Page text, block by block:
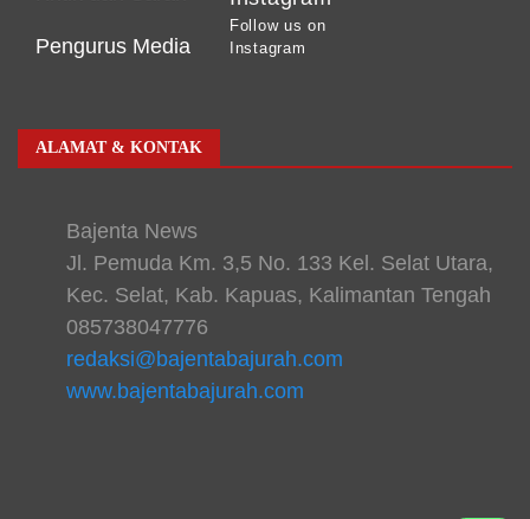
Pengurus Media
Follow us on
Instagram
ALAMAT & KONTAK
Bajenta News
Jl. Pemuda Km. 3,5 No. 133 Kel. Selat Utara,
Kec. Selat, Kab. Kapuas, Kalimantan Tengah
085738047776
redaksi@bajentabajurah.com
www.bajentabajurah.com